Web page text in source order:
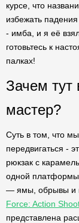
курсе, что
избежать
- имба, и я её
готовьтесь к
палках!
Зачем тут
мастер?
Суть в том, что
передвигаться -
рюкзак с
одной платформы
— ямы, обрывы и
Force: Action
представлена